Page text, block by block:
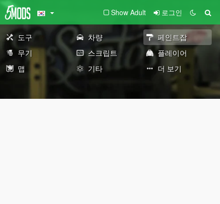
Show Adult 로그인
도구 차량
페인트잡
무기
스크립트
플레이어
맵
기타 더 보기